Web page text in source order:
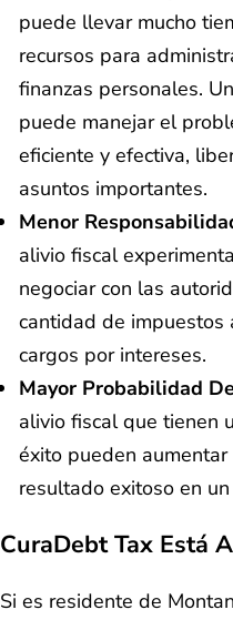
puede llevar mucho
recursos para
finanzas personales.
puede manejar el
eficiente y efectiva,
asuntos importantes.
Menor
alivio fiscal
negociar con las
cantidad de impuestos
cargos por intereses.
Mayor Probabilidad
alivio fiscal que tienen
éxito pueden
resultado exitoso en
CuraDebt Tax Está
Si es residente de